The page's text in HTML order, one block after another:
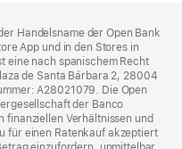
Handelsname der Open Bank
App und in den Stores in
eine nach spanischem Recht
de Santa Bárbara 2, 28004
A28021079. Die Open
der Banco
finanziellen Verhältnissen und
für einen Ratenkauf akzeptiert